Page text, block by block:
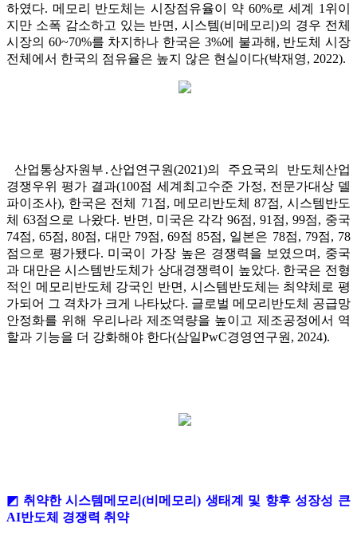
하였다. 메모리 반도체는 시장점유율이 약 60%로 세계 1위이
지만 소폭 감소하고 있는 반면, 시스템(비메모리)의 경우 전체
시장의 60~70%를 차지하나 한국은 3%에 불과해, 반도체 시장
전체에서 한국의 점유율은 높지 않은 현실이다(박재영, 2022).
산업통상자원부․산업연구원(2021)의 주요국의 반도체산업
경쟁우위 평가 결과(100점 세계최고수준 가정, 전문가대상 델
파이조사), 한국은 전체 71점, 메모리반도체 87점, 시스템반도
체 63점으로 나왔다. 반면, 미국은 각각 96점, 91점, 99점, 중국
74점, 65점, 80점, 대만 79점, 69점 85점, 일본은 78점, 79점, 78
점으로 평가됐다. 미국이 가장 높은 경쟁력을 보였으며, 중국
과 대만은 시스템반도체가 상대경쟁력이 높았다. 한국은 전형
적인 메모리반도체 강국인 반면, 시스템반도체는 최약체로 평
가되어 그 격차가 크게 나타났다. 글로벌 메모리반도체 공급망
안정화를 위해 우리나라 제조역량을 높이고 제조공정에서 역
할과 기능을 더 강화해야 한다(삼일PwC경영연구원, 2024).
◩ 취약한 시스템메모리(비메모리) 생태계 및 향후 성장성 큰
AI반도체 경쟁력 취약